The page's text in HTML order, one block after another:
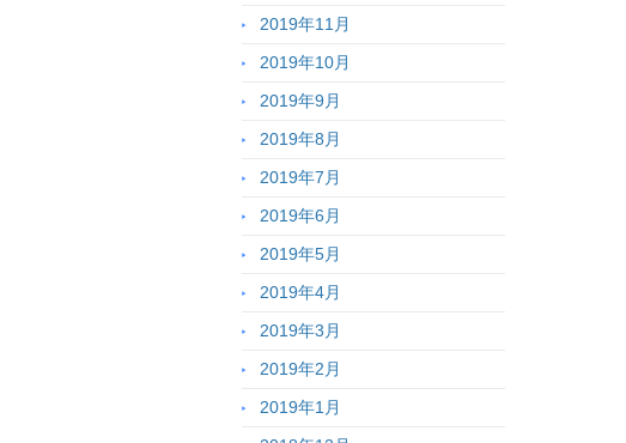
2019年11月
2019年10月
2019年9月
2019年8月
2019年7月
2019年6月
2019年5月
2019年4月
2019年3月
2019年2月
2019年1月